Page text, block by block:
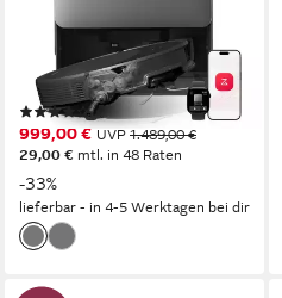
Größe Staubbehälter
373 m² Reichweite
3D-ToF-Sensoren und RGB Navigation
(10)
999,00 € UVP 1.489,00 €
29,00 € mtl. in 48 Raten
-33%
lieferbar - in 4-5 Werktagen bei dir